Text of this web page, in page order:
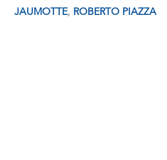
JAUMOTTE, ROBERTO PIAZZA